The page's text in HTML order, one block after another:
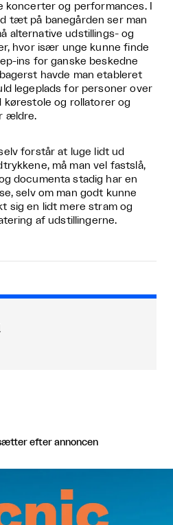
koncerter og performances. I
tæt på banegården ser man
alternative udstillings- og
hvor især unge kunne finde
ins for ganske beskedne
havde man etableret
legeplads for personer over
kørestole og rollatorer og
ældre.
forstår at luge lidt ud
må man vel fastslå,
documenta stadig har en
selv om man godt kunne
sig en lidt mere stram og
af udstillingerne.
efter annoncen